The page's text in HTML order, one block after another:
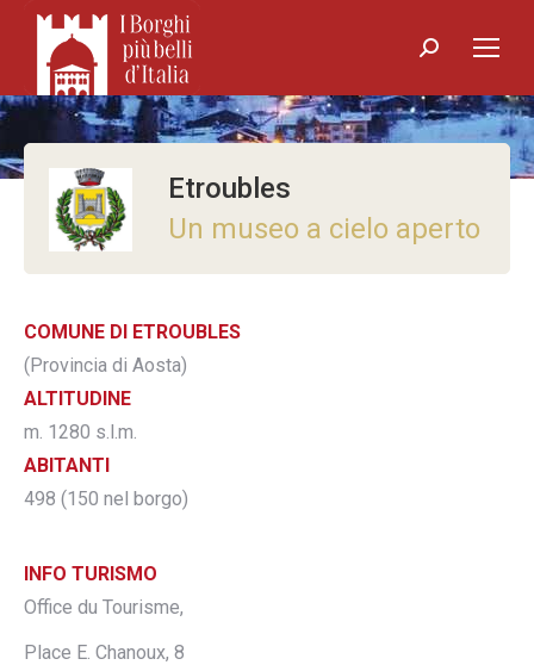
Search:
Etroubles
Un museo a cielo aperto
COMUNE DI ETROUBLES
(Provincia di Aosta)
ALTITUDINE
m. 1280 s.l.m.
ABITANTI
498 (150 nel borgo)
INFO TURISMO
Office du Tourisme,
Place E. Chanoux, 8